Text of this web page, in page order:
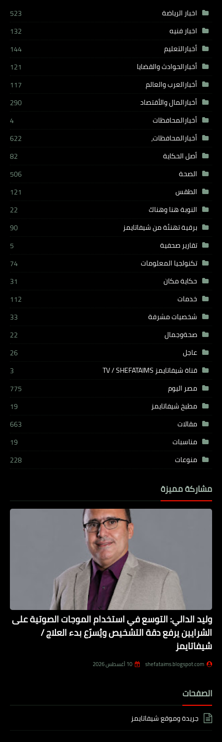
اخبار الرياضة
523
اخبار فنيه
132
أخبارالتعليم
144
أخبارالحوادث والقضايا
121
أخبارالعرب والعالم
117
أخبارالمال والأقتصاد
290
أخبارالمحافظات
4
أخبارالمحافظات،
622
أصل الحكاية
82
الصحة
506
الطقس
121
النوبة هنا وهناك
22
برقية تهنئة من شيفاتايمز
90
تقارير صحفية
5
تكنولجيا المعلومات
74
حكاية مكان
31
خدمات
112
شخصيات مشرفة
33
صحةوجمال
22
عاجل
26
قناة شيفاتايمز TV / SHEFATAIMS
3
مصر اليوم
775
مطبخ شيفاتايمز
19
مقالات
663
مناسبات
19
منوعات
228
مشاركة مميزة
وليد الدالي: التوسع في استخدام الموجات الصوتية على
الشرايين يرفع دقة التشخيص ويُسرّع بدء العلاج /
شيفاتايمز
shefataims.blogspot.com 10 أغسطس 2026
الصفحات
جريدة وموقع شيفاتايمز